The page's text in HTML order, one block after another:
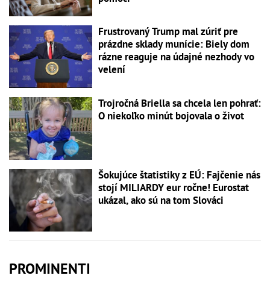
Frustrovaný Trump mal zúriť pre
prázdne sklady munície: Biely dom
rázne reaguje na údajné nezhody vo
velení
Trojročná Briella sa chcela len pohrať:
O niekoľko minút bojovala o život
Šokujúce štatistiky z EÚ: Fajčenie nás
stojí MILIARDY eur ročne! Eurostat
ukázal, ako sú na tom Slováci
PROMINENTI